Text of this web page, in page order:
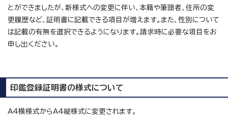
とができましたが、新様式への変更に伴い、本籍や筆頭者、住所の変
更履歴など、証明書に記載できる項目が増えます。また、性別について
は記載の有無を選択できるようになります。請求時に必要な項目をお
申し出ください。
印鑑登録証明書の様式について
A4横様式からA4縦様式に変更されます。